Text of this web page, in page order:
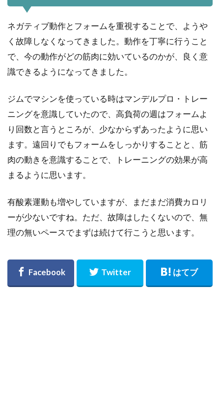
ネガティブ動作とフォームを重視することで、ようや
く故障しなくなってきました。動作を丁寧に行うこと
で、今の動作がどの筋肉に効いているのかが、良く意
識できるようになってきました。
ジムでマシンを使っている時はマンデルプロ・トレー
ニングを意識していたので、高負荷の週はフォームよ
り回数と言うところが、少なからずあったように思い
ます。遠回りでもフォームをしっかりすることと、筋
肉の動きを意識することで、トレーニングの効果が高
まるように思います。
有酸素運動も増やしていますが、まだまだ消費カロリ
ーが少ないですね。ただ、故障はしたくないので、無
理の無いペースでまずは続けて行こうと思います。